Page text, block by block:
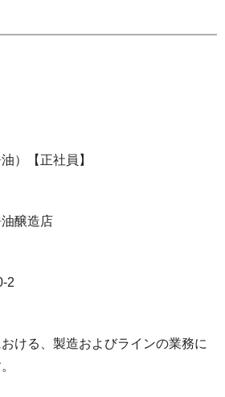
）【正社員】
醸造店
2
ける、製造およびラインの業務に